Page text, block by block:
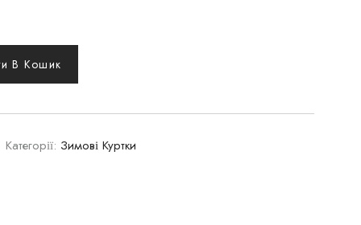
В Кошик
Категорії: Зимові Куртки